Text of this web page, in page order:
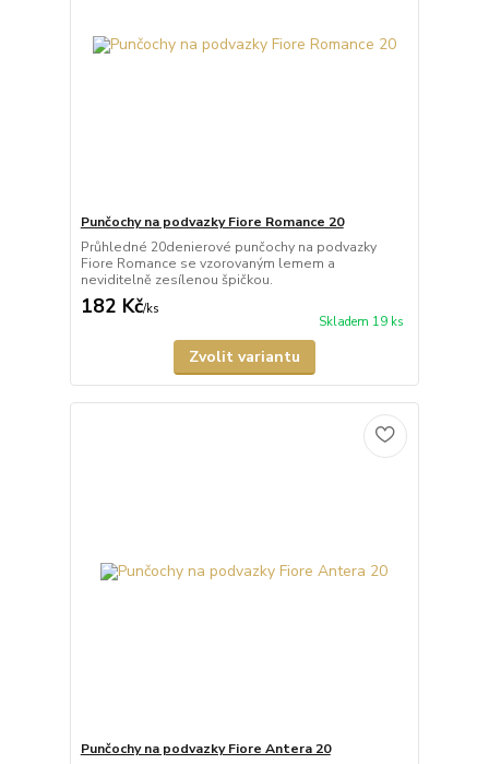
Punčochy na podvazky Fiore Romance 20
Průhledné 20denierové punčochy na podvazky
Fiore Romance se vzorovaným lemem a
neviditelně zesílenou špičkou.
182 Kč/ks
Skladem 19 ks
Zvolit variantu
Punčochy na podvazky Fiore Antera 20